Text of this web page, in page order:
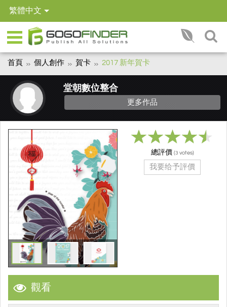
繁體中文
首頁 個人創作 賀卡 2017 新年賀卡
堂朝數位整合
更多作品
觀看
總評價 (3 votes)
我要给予評價